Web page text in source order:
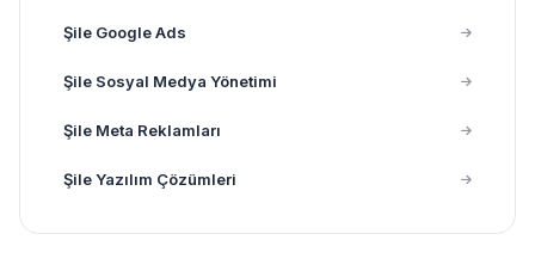
Şile Google Ads
Şile Sosyal Medya Yönetimi
Şile Meta Reklamları
Şile Yazılım Çözümleri